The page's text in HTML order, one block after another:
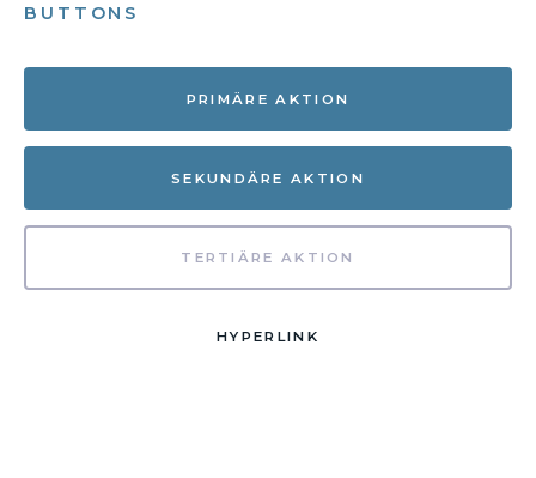
BUTTONS
PRIMÄRE AKTION
SEKUNDÄRE AKTION
TERTIÄRE AKTION
HYPERLINK